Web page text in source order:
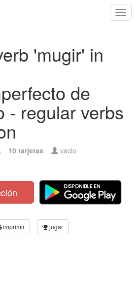
'mugir' in
de
- regular verbs
10 tarjetas vacio
imprimir jugar